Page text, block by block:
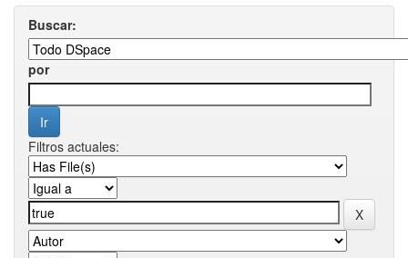
Buscar:
por
Filtros actuales: